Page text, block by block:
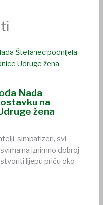
Nada
na
žena
simpatizeri, svi
na iznimno dobroj
lijepu priču oko